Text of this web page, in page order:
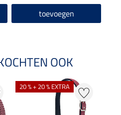
toevoegen
OOK
20 % + 20 % EXTRA